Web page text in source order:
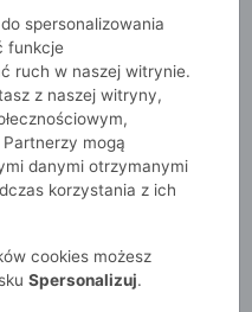
Bluzki i t-shirty
spersonalizowania
funkcje
ruch w naszej witrynie.
z naszej witryny,
mogą
danymi otrzymanymi
korzystania z ich
cookies możesz
Spersonalizuj.